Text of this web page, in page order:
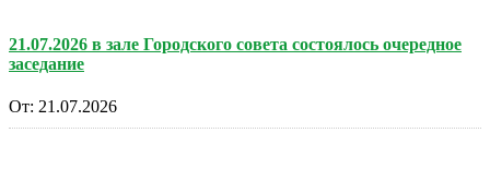
21.07.2026 в зале Городского совета состоялось очередное
заседание
От: 21.07.2026